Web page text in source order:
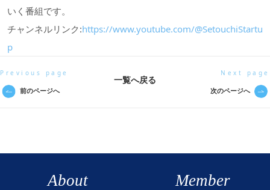
いく番組です。
チャンネルリンク:https://www.youtube.com/@SetouchiStartu
p
Previous page
前のページへ
一覧へ戻る
Next page
次のページへ
About Member